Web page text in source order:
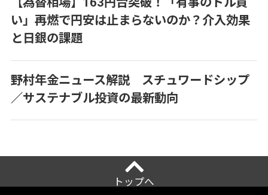
い」再燃で円安は止まらないのか？介入効果
と日銀の課題
野村年金ニュース解説 スチュワードシップ
／サステナブル投資の最新動向
トップへ